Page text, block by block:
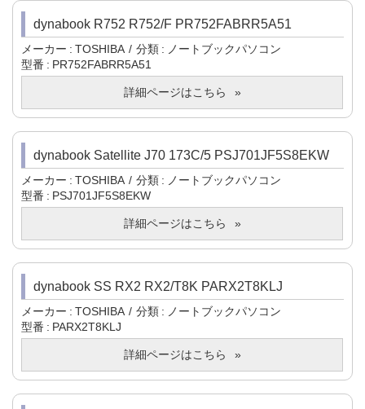
dynabook R752 R752/F PR752FABRR5A51
メーカー TOSHIBA 分類
ノートブックパソコン
型番
PR752FABRR5A51
詳細ページはこちら
dynabook Satellite J70 173C/5 PSJ701JF5S8EKW
メーカー TOSHIBA 分類
ノートブックパソコン
型番
PSJ701JF5S8EKW
詳細ページはこちら
dynabook SS RX2 RX2/T8K PARX2T8KLJ
メーカー TOSHIBA 分類
ノートブックパソコン
型番
PARX2T8KLJ
詳細ページはこちら